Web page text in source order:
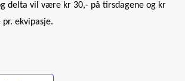
delta vil være kr 30,- på tirsdagene og kr
pr. ekvipasje.